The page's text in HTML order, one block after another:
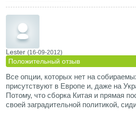
самой печке заклеил скотчем
делать?
Lester (16-09-2012)
Положительный отзыв
Все опции, которых нет на
присутствуют в Европе и, даже на
Потому, что сборка Китая и прямая
своей заградительной политикой,